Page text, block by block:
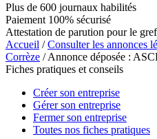
Plus de 600 journaux habilités
Paiement 100% sécurisé
Attestation de parution pour le
Accueil /Consulter les annonces
Corrèze / Annonce déposée :
Fiches pratiques et conseils
Créer son entreprise
Gérer son entreprise
Fermer son entreprise
Toutes nos fiches pratiques